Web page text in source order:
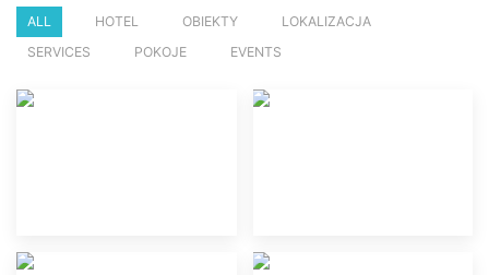
ALL HOTEL OBIEKTY
LOKALIZACJA
SERVICES
POKOJE EVENTS